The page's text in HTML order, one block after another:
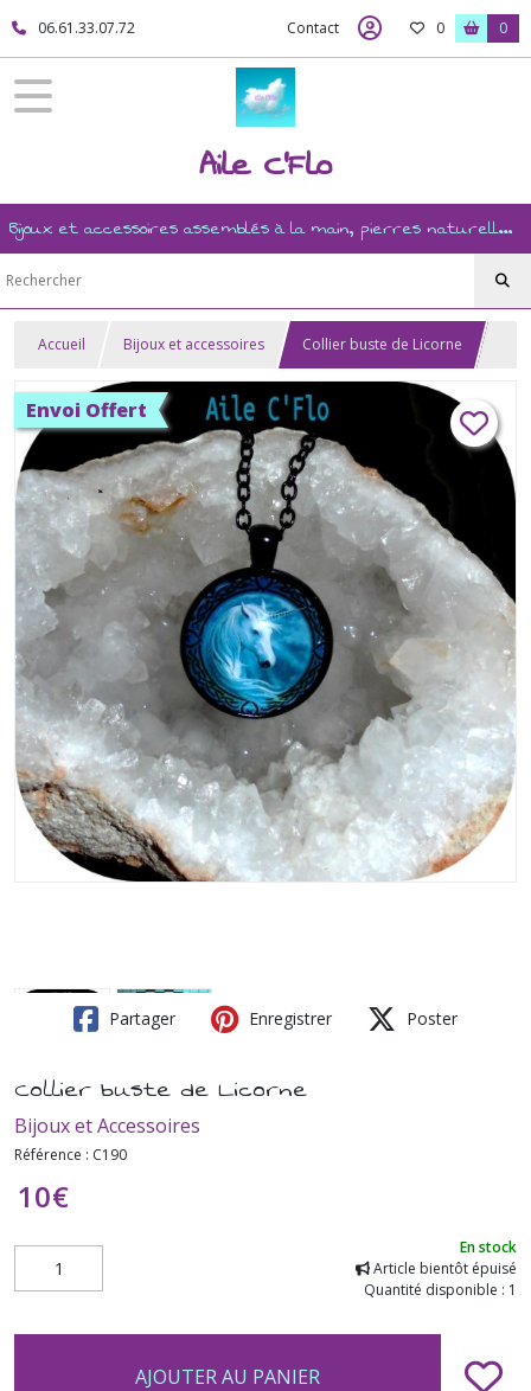
06.61.33.07.72 Contact 0 0
Aile C'Flo
Bijoux et accessoires assemblés à la main, pierres naturelles, ésotérisme, revente, et mercerie créative
Accueil Bijoux et accessoires Collier buste de Licorne
Envoi Offert
Partager Enregistrer Poster
Collier buste de Licorne
Bijoux et Accessoires
Référence : C190
10€
En stock
Article bientôt épuisé
Quantité disponible : 1
AJOUTER AU PANIER